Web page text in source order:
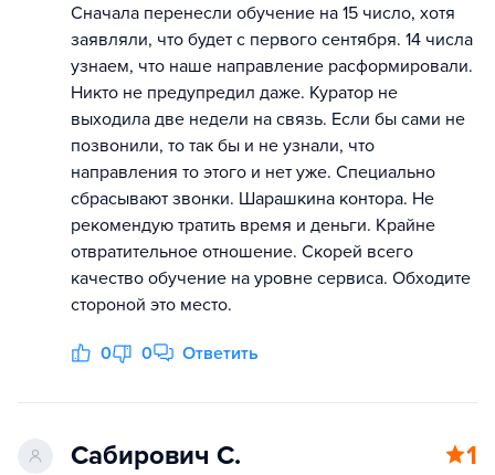
Сначала перенесли обучение на 15 число, хотя
заявляли, что будет с первого сентября. 14 числа
узнаем, что наше направление расформировали.
Никто не предупредил даже. Куратор не
выходила две недели на связь. Если бы сами не
позвонили, то так бы и не узнали, что
направления то этого и нет уже. Специально
сбрасывают звонки. Шарашкина контора. Не
рекомендую тратить время и деньги. Крайне
отвратительное отношение. Скорей всего
качество обучение на уровне сервиса. Обходите
стороной это место.
0 0 Ответить
Сабирович С. 1